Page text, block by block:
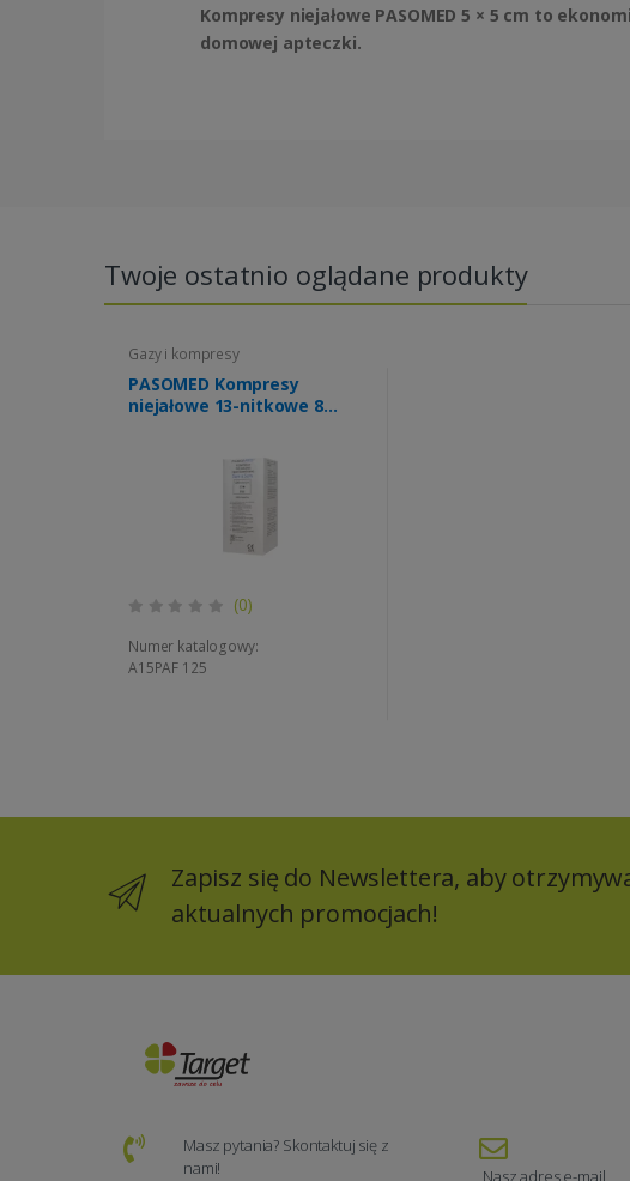
Kompresy niejałowe PASOMED 5 × 5 cm to
domowej apteczki.
Twoje ostatnio oglądane produkty
Gazy i kompresy
PASOMED Kompresy
niejałowe 13-nitkowe 8
(0)
Numer katalogowy:
A15PAF 125
Zapisz się do Newslettera, aby
aktualnych promocjach!
Masz pytania? Skontaktuj się z
nami!
Nasz adres e-mail